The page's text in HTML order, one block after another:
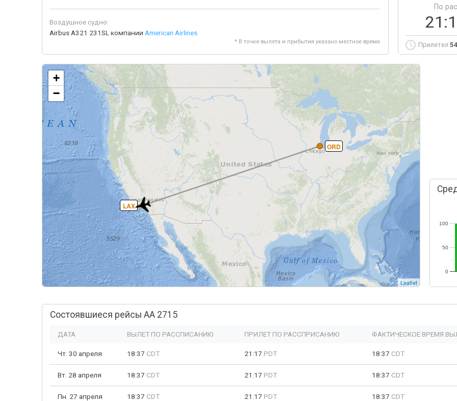
Воздушное судно:
Airbus A321 231SL компании American Airlines
* В точке вылета и прибытия указано местное время
По
Прилетел
ORD
LAX
+
−
Leaflet
0
50
100
Состоявшиеся рейсы AA 2715
ДАТА ВЫЛЕТ ПО РАССПИСАНИЮ ПРИЛЕТ ПО РАССПРИСАНИЮ ФАКТИЧЕСКОЕ ВРЕМЯ
Чт. 30 апреля 18:37 CDT 21:17 PDT 18:37 CDT
Вт. 28 апреля 18:37 CDT 21:17 PDT 18:37 CDT
Пн. 27 апреля 18:37 CDT 21:17 PDT 18:37 CDT